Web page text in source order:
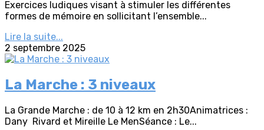
Exercices ludiques visant à stimuler les différentes
formes de mémoire en sollicitant l’ensemble...
Lire la suite...
2 septembre 2025
La Marche : 3 niveaux
La Grande Marche : de 10 à 12 km en 2h30Animatrices :
Dany Rivard et Mireille Le MenSéance : Le...